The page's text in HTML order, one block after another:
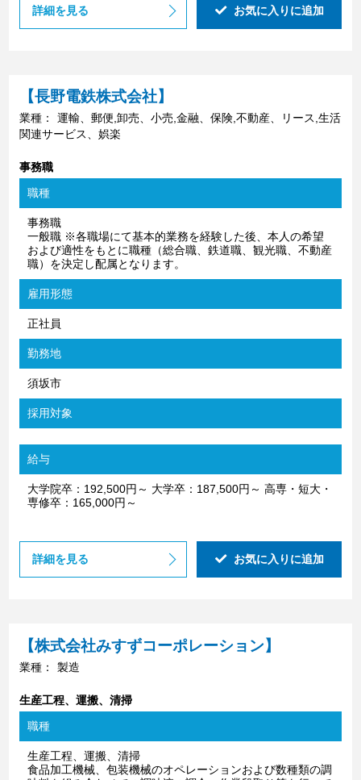
詳細を見る お気に入りに追加
【長野電鉄株式会社】
業種：
運輸、郵便,卸売、小売,金融、保険,不動産、リース,生活
関連サービス、娯楽
事務職
職種
事務職
一般職 ※各職場にて基本的業務を経験した後、本人の希望
および適性をもとに職種（総合職、鉄道職、観光職、不動産
職）を決定し配属となります。
雇用形態
正社員
勤務地
須坂市
採用対象
給与
大学院卒：192,500円～ 大学卒：187,500円～ 高専・短大・
専修卒：165,000円～
詳細を見る お気に入りに追加
【株式会社みすずコーポレーション】
業種： 製造
生産工程、運搬、清掃
職種
生産工程、運搬、清掃
食品加工機械、包装機械のオペレーションおよび数種類の調